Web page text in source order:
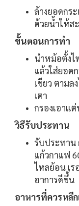
ล้างยอดกร
ด้วยน้ำให้ส
ขั้นตอนการทำ
นำหม้อตั้งไ
แล้วใส่ยอด
เขียว ตามล
เตา
กรองเอาแ
วิธีรับประทาน
รับประทาน
แก้วกาแฟ
ไหลย้อน เร
อาการดีขึ้น
อาหารที่ควรหลีก